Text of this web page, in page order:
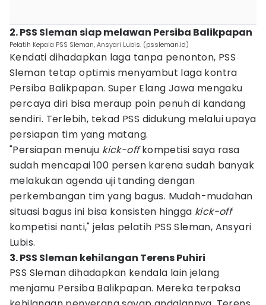
2. PSS Sleman siap melawan Persiba Balikpapan
Pelatih Kepala PSS Sleman, Ansyari Lubis. (pssleman.id)
Kendati dihadapkan laga tanpa penonton, PSS
Sleman tetap optimis menyambut laga kontra
Persiba Balikpapan. Super Elang Jawa mengaku
percaya diri bisa meraup poin penuh di kandang
sendiri. Terlebih, tekad PSS didukung melalui upaya
persiapan tim yang matang.
"Persiapan menuju kick-offkompetisi saya rasa
sudah mencapai 100 persen karena sudah banyak
melakukan agenda uji tanding dengan
perkembangan tim yang bagus. Mudah-mudahan
situasi bagus ini bisa konsisten hingga kick-off
kompetisi nanti," jelas pelatih PSS Sleman, Ansyari
Lubis.
3. PSS Sleman kehilangan Terens Puhiri
PSS Sleman dihadapkan kendala lain jelang
menjamu Persiba Balikpapan. Mereka terpaksa